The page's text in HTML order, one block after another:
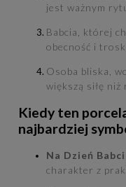
jest ważnym
Babcia, której
obecność i
Osoba bliska,
większą siłę niż
Kiedy ten
najbardziej
Na Dzień Babci
charakter z